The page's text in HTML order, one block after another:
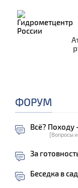
ФОРУМ
Всё? Походу
[Вопросы
За
Беседка в